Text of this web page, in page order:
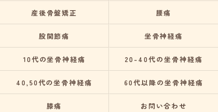
産後骨盤矯正 腰痛
股関節痛 坐骨神経痛
10代の坐骨神経痛 20-40代の坐骨神経痛
40,50代の坐骨神経痛 60代以降の坐骨神経痛
膝痛 お問い合わせ